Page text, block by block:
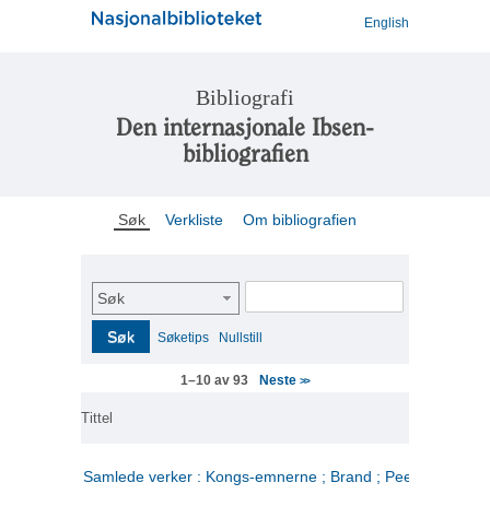
English
Bibliografi
Den internasjonale Ibsen-
bibliografien
Søk Verkliste Om bibliografien
Søk
Søk Søketips Nullstill
1–10 av 93 Neste>>
Tittel
Samlede verker : Kongs-emnerne ; Brand ; Peer Gynt. 2